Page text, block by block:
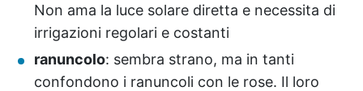
Non ama la luce solare diretta e necessita di
irrigazioni regolari e costanti
ranuncolo: sembra strano, ma in tanti
confondono i ranuncoli con le rose. Il loro